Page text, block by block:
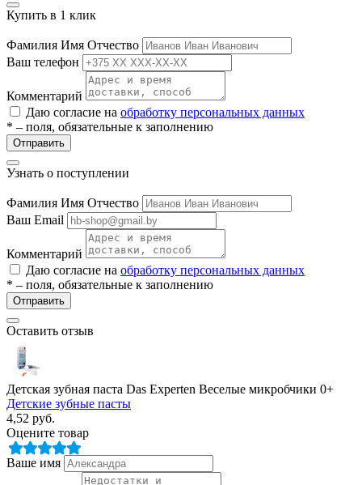
Купить в 1 клик
Фамилия Имя Отчество
Ваш телефон
Комментарий
Даю согласие на обработку персональных данных
* – поля, обязательные к заполнению
Отправить
Узнать о поступлении
Фамилия Имя Отчество
Ваш Email
Комментарий
Даю согласие на обработку персональных данных
* – поля, обязательные к заполнению
Отправить
Оставить отзыв
Детская зубная паста Das Experten Веселые микробчики 0+
Детские зубные пасты
4,52 руб.
Оцените товар
Ваше имя